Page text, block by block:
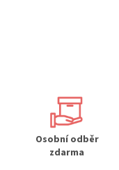
Osobní odběr
zdarma